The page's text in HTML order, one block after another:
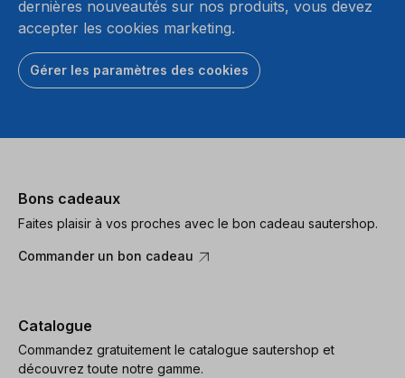
dernières nouveautés sur nos produits, vous devez
accepter les cookies marketing.
Gérer les paramètres des cookies
Bons cadeaux
Faites plaisir à vos proches avec le bon cadeau sautershop.
Commander un bon cadeau
Catalogue
Commandez gratuitement le catalogue sautershop et
découvrez toute notre gamme.